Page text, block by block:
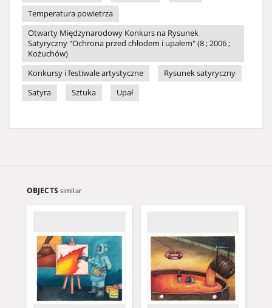
Temperatura powietrza
Otwarty Międzynarodowy Konkurs na Rysunek
Satyryczny "Ochrona przed chłodem i upałem" (8 ; 2006 ;
Kożuchów)
Konkursy i festiwale artystyczne
Rysunek satyryczny
Satyra
Sztuka Upał
OBJECTS similar